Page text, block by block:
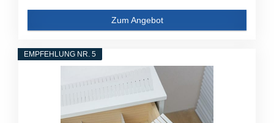
Zum Angebot
EMPFEHLUNG NR. 5